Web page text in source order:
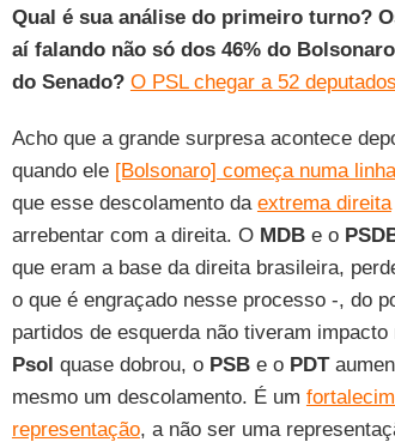
Qual é sua análise do primeiro turno?
aí falando não só dos 46% do
do Senado? O PSL chegar a 52 deputados
Acho que a grande surpresa acontece
quando ele [Bolsonaro] começa numa
que esse descolamento da extrema direita
arrebentar com a direita. O MDBe o
que eram a base da direita brasileira,
o que é engraçado nesse processo -, do
partidos de esquerda não tiveram impacto
Psol quase dobrou, o PSBe o PDT
mesmo um descolamento. É um
representação, a não ser uma